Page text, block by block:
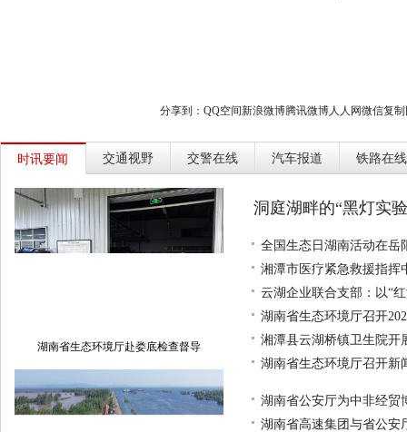
分享到： QQ空间新浪微博腾讯微博人人网微信复
时讯要闻 交通视野 交警在线 汽车报道 铁路在线
湖南省生态环境厅赴娄底检查督导
洞庭湖畔的“黑灯实
全国生态日湖南活动在岳
湘潭市医疗紧急救援指挥
云湖企业联合支部：以“
湖南省生态环境厅召开
湘潭县云湖桥镇卫生院开
湖南省生态环境厅召开新
湖南省公安厅为中非经贸
湖南省高速集团与省公安